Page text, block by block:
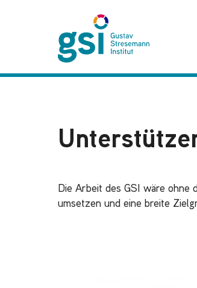
Die Arbeit des GSI wäre ohne
umsetzen und eine breite